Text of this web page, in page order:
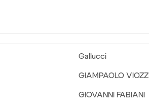
Gallucci
GIAMPAOLO VIOZZI
GIOVANNI FABIANI